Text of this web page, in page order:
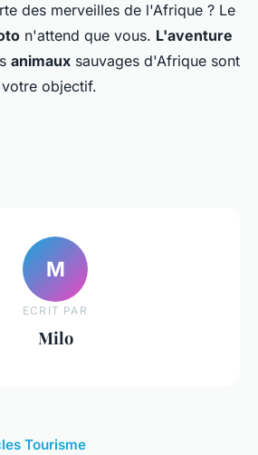
des merveilles de l'Afrique ? Le
n'attend que vous. L'aventure
animaux sauvages d'Afrique sont
objectif.
M
ECRIT PAR
Milo
Tourisme